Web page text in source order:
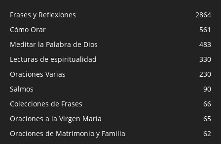
Frases y Reflexiones
2864
Cómo Orar
561
Meditar la Palabra de Dios
483
Lecturas de espiritualidad
330
Oraciones Varias
230
Salmos
90
Colecciones de Frases
66
Oraciones a la Virgen María
65
Oraciones de Matrimonio y Familia
62